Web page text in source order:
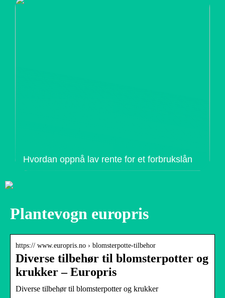
Hvordan oppnå lav rente for et forbrukslån
Plantevogn europris
https:// www.europris.no › blomsterpotte-tilbehor
Diverse tilbehør til blomsterpotter og
krukker – Europris
Diverse tilbehør til blomsterpotter og krukker